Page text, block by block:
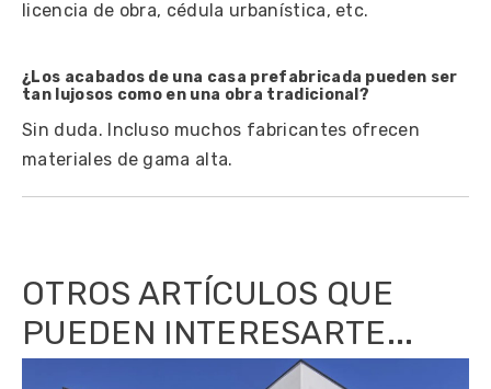
licencia de obra, cédula urbanística, etc.
¿Los acabados de una casa prefabricada pueden ser
tan lujosos como en una obra tradicional?
Sin duda. Incluso muchos fabricantes ofrecen
materiales de gama alta.
OTROS ARTÍCULOS QUE
PUEDEN INTERESARTE...